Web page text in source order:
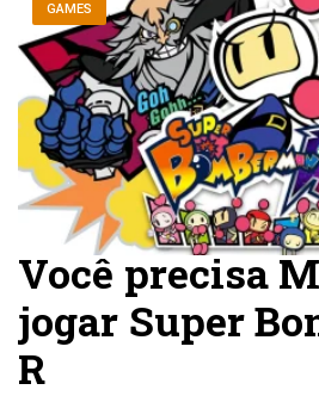
GAMES
Você precisa
jogar Super
R